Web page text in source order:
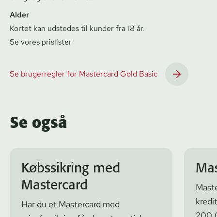
Alder
Kortet kan udstedes til kunder fra 18 år.
Se vores prislister
Se brugerregler for Mastercard Gold Basic
Se også
Købssikring med
Mastercard
Har du et Mastercard med